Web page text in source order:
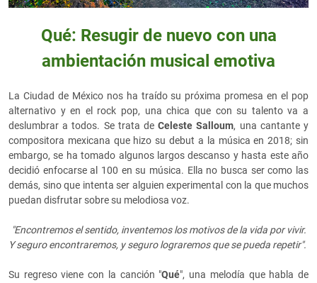
Qué: Resugir de nuevo con una
ambientación musical emotiva
La Ciudad de México nos ha traído su próxima promesa en el pop
alternativo y en el rock pop, una chica que con su talento va a
deslumbrar a todos. Se trata deCeleste Salloum, una cantante y
compositora mexicana que hizo su debut a la música en 2018; sin
embargo, se ha tomado algunos largos descanso y hasta este año
decidió enfocarse al 100 en su música. Ella no busca ser como las
demás, sino que intenta ser alguien experimental con la que muchos
puedan disfrutar sobre su melodiosa voz.
"Encontremos el sentido, inventemos los motivos de la vida por vivir.
Y seguro encontraremos, y seguro lograremos que se pueda repetir".
Su regreso viene con la canción "Qué", una melodía que habla de